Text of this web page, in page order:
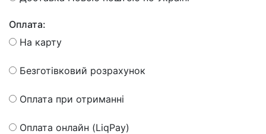
Оплата:
На карту
Безготівковий розрахунок
Оплата при отриманні
Оплата онлайн (LiqPay)